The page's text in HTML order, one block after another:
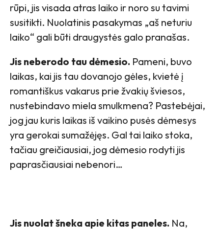
rūpi, jis visada atras laiko ir noro su tavimi
susitikti. Nuolatinis pasakymas „aš neturiu
laiko“ gali būti draugystės galo pranašas.
Jis neberodo tau dėmesio. Pameni, buvo
laikas, kai jis tau dovanojo gėles, kvietė į
romantiškus vakarus prie žvakių šviesos,
nustebindavo miela smulkmena? Pastebėjai,
jog jau kuris laikas iš vaikino pusės dėmesys
yra gerokai sumažėjęs. Gal tai laiko stoka,
tačiau greičiausiai, jog dėmesio rodyti jis
paprasčiausiai nebenori…
Jis nuolat šneka apie kitas paneles. Na,